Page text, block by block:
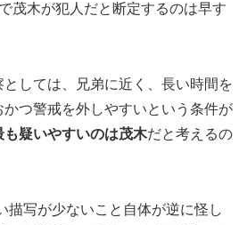
茂木が犯人だと断定するのは早す
しては、兄弟に近く、長い時間を
かつ警戒を外しやすいという条件が
も疑いやすいのは茂木だと考えるの
描写が少ないこと自体が逆に怪し